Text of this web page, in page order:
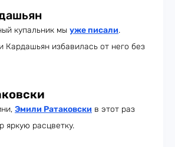
купальник мы уже писали.
Кардашьян избавилась от него без
Эмили Ратаковски в этот раз
яркую расцветку.